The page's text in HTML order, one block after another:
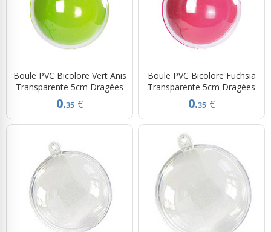
Boule PVC Bicolore Vert Anis
Transparente 5cm Dragées
0.35 €
Boule PVC Bicolore Fuchsia
Transparente 5cm Dragées
0.35 €